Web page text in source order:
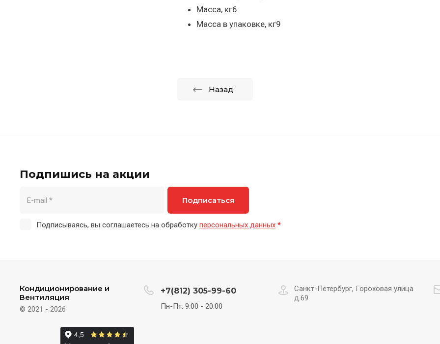
Масса, кг6
Масса в упаковке, кг9
Назад
Подпишись на акции
Подписываясь, вы соглашаетесь на обработку персональных данных *
Подписаться
Кондиционирование и
Вентиляция
© 2021 - 2026
+7(812) 305-99-60
Пн-Пт: 9:00 - 20:00
Санкт-Петербург, Гороховая улица
д.69